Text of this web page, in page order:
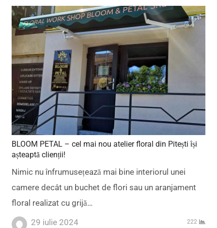
BLOOM PETAL – cel mai nou atelier floral din Pitești își
așteaptă clienții!
Nimic nu înfrumusețează mai bine interiorul unei
camere decât un buchet de flori sau un aranjament
floral realizat cu grijă…
29 iulie 2024
222